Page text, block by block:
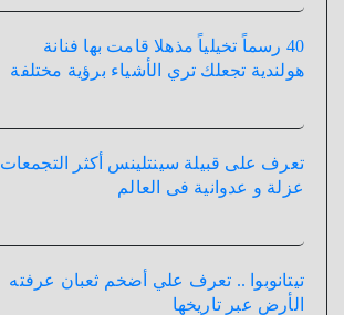
40 رسماً تخيلياً مذهلا قامت بها فنانة
هولندية تجعلك تري الأشياء برؤية مختلفة
تعرف على قبيلة سينتلينس أكثر التجمعات
عزلة و عدوانية فى العالم
تيتانوبوا .. تعرف علي أضخم ثعبان عرفته
الأرض عبر تاريخها